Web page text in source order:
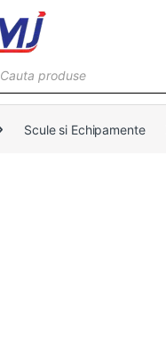
Scule si Echipamente